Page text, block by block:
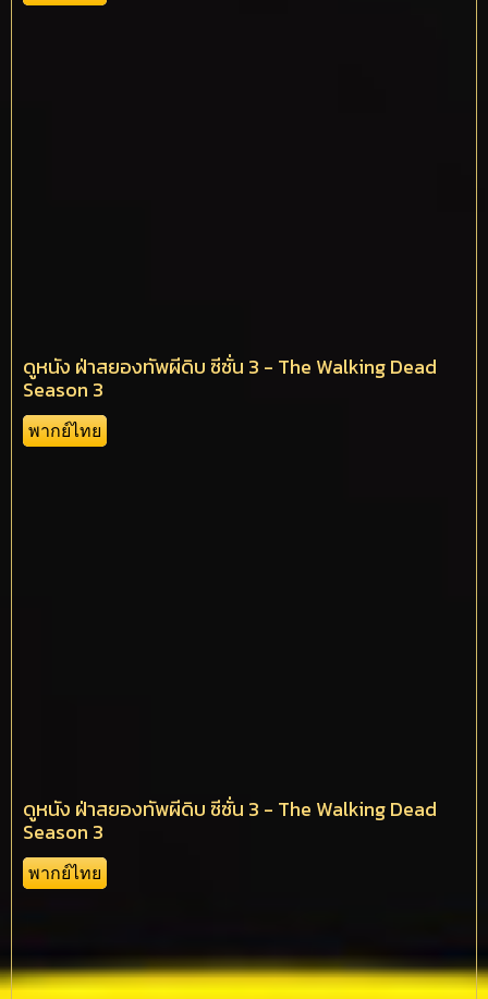
ดูหนัง ฝ่าสยองทัพผีดิบ ซีซั่น 3 - The Walking Dead
Season 3
พากย์ไทย
ดูหนัง ฝ่าสยองทัพผีดิบ ซีซั่น 3 - The Walking Dead
Season 3
พากย์ไทย